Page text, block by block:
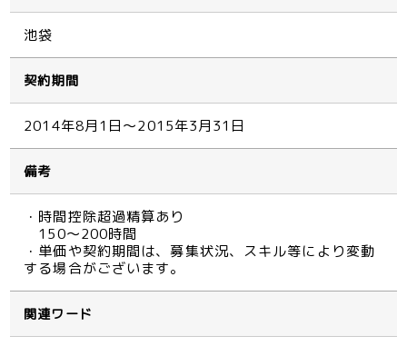
池袋
契約期間
2014年8月1日～2015年3月31日
備考
・時間控除超過精算あり
150～200時間
・単価や契約期間は、募集状況、スキル等により変動
する場合がございます。
関連ワード